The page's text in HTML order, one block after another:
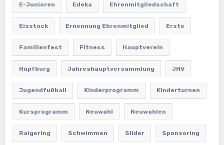
E-Junioren Edeka Ehrenmitgliedschaft
Eisstock Ernennung Ehrenmitglied Erste
Familienfest Fitness Hauptverein
Hüpfburg Jahreshauptversammlung JHV
Jugendfußball Kinderprogramm Kinderturnen
Kursprogramm Neuwahl Neuwahlen
Raigering Schwimmen Slider Sponsoring